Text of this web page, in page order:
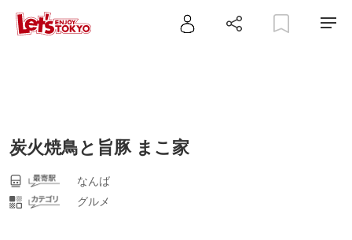
炭火焼鳥と旨豚 まこ家
なんば
グルメ